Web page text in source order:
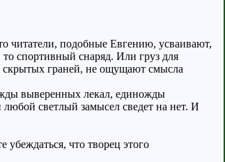
читатели, подобные Евгению, усваивают,
спортивный снаряд. Или груз для
скрытых граней, не ощущают смысла
выверенных лекал, единожды
светлый замысел сведет на нет. И
что творец этого